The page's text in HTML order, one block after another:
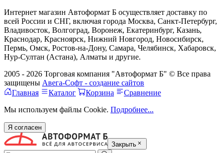
Интернет магазин Автоформат Б осуществляет доставку по
всей России и СНГ, включая города Москва, Санкт-Петербург,
Владивосток, Волгоград, Воронеж, Екатеринбург, Казань,
Краснодар, Красноярск, Нижний Новгород, Новосибирск,
Пермь, Омск, Ростов-на-Дону, Самара, Челябинск, Хабаровск,
Нур-Султан (Астана), Алматы и другие.
2005 - 2026 Торговая компания "Автоформат Б" © Все права
защищены Авега-Софт - создание сайтов
Главная
Каталог Корзина
Сравнение
Мы используем файлы Cookie. Подробнее...
Я согласен
Закрыть